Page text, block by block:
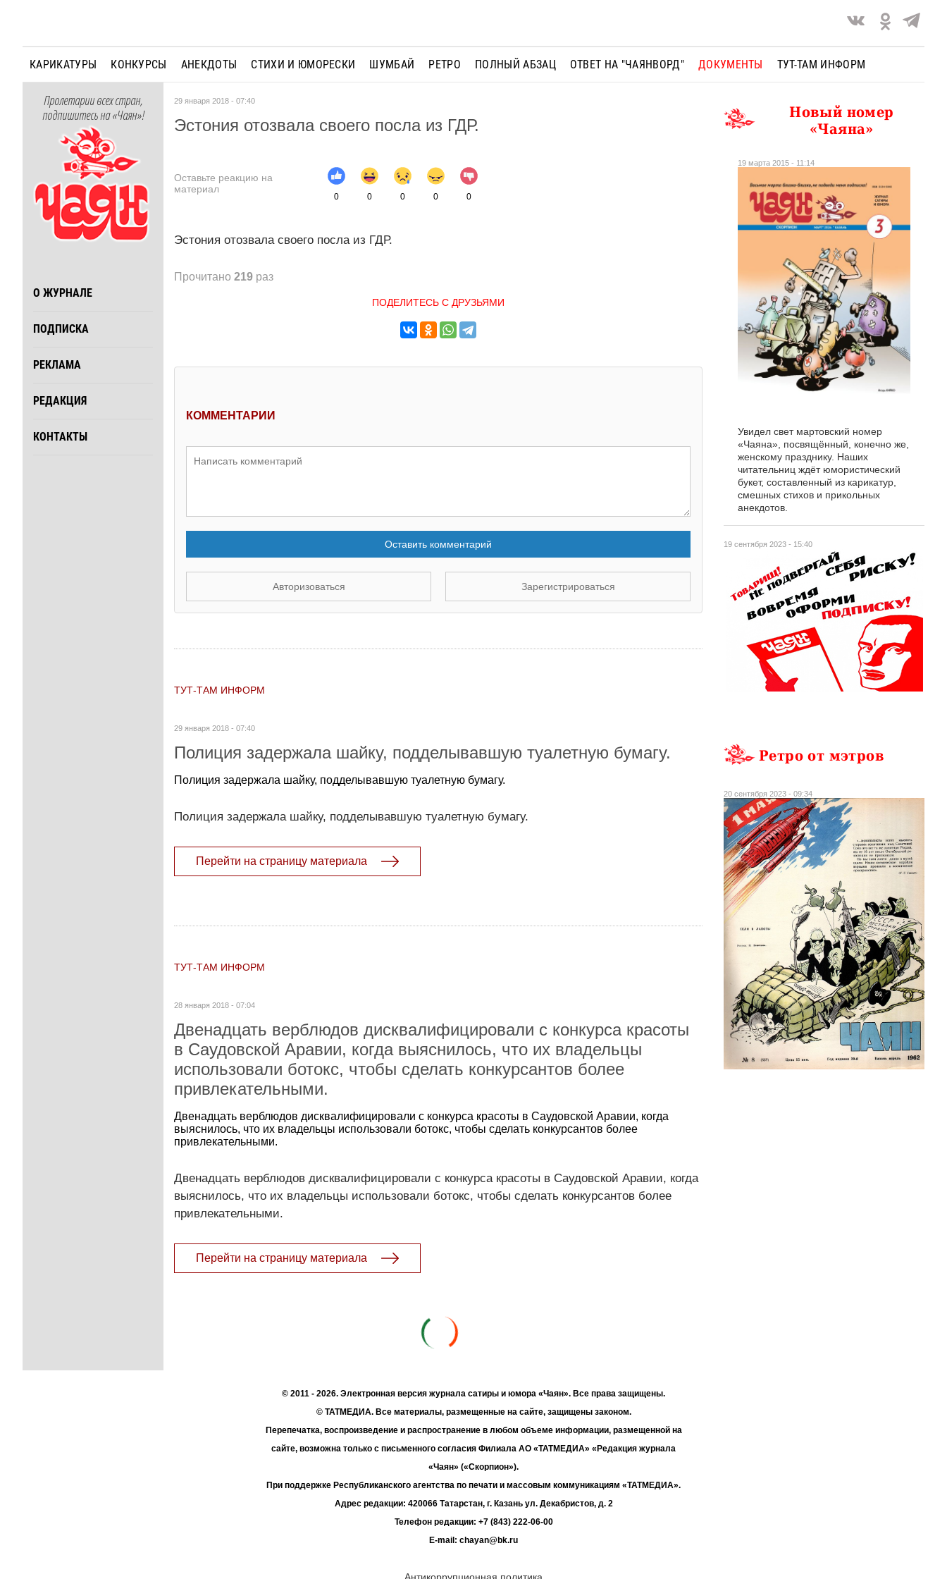
КАРИКАТУРЫ КОНКУРСЫ АНЕКДОТЫ СТИХИ И ЮМОРЕСКИ ШУМБАЙ РЕТРО ПОЛНЫЙ АБЗАЦ ОТВЕТ НА "ЧАЯНВОРД" ДОКУМЕНТЫ ТУТ-ТАМ ИНФОРМ
Пролетарии всех стран,
подпишитесь на «Чаян»!
О ЖУРНАЛЕ
ПОДПИСКА
РЕКЛАМА
РЕДАКЦИЯ
КОНТАКТЫ
29 января 2018 - 07:40
Эстония отозвала своего посла из ГДР.
Оставьте реакцию на
материал
0 0 0 0 0
Эстония отозвала своего посла из ГДР.
Прочитано 219 раз
ПОДЕЛИТЕСЬ С ДРУЗЬЯМИ
КОММЕНТАРИИ
Оставить комментарий
Авторизоваться Зарегистрироваться
ТУТ-ТАМ ИНФОРМ
29 января 2018 - 07:40
Полиция задержала шайку, подделывавшую туалетную бумагу.
Полиция задержала шайку, подделывавшую туалетную бумагу.
Полиция задержала шайку, подделывавшую туалетную бумагу.
Перейти на страницу материала
ТУТ-ТАМ ИНФОРМ
28 января 2018 - 07:04
Двенадцать верблюдов дисквалифицировали с конкурса красоты
в Саудовской Аравии, когда выяснилось, что их владельцы
использовали ботокс, чтобы сделать конкурсантов более
привлекательными.
Двенадцать верблюдов дисквалифицировали с конкурса красоты в Саудовской Аравии, когда
выяснилось, что их владельцы использовали ботокс, чтобы сделать конкурсантов более
привлекательными.
Двенадцать верблюдов дисквалифицировали с конкурса красоты в Саудовской Аравии, когда
выяснилось, что их владельцы использовали ботокс, чтобы сделать конкурсантов более
привлекательными.
Перейти на страницу материала
19 сентября 2023 - 15:40
Новый номер
«Чаяна»
19 марта 2015 - 11:14
Увидел свет мартовский номер
«Чаяна», посвящённый, конечно же,
женскому празднику. Наших
читательниц ждёт юмористический
букет, составленный из карикатур,
смешных стихов и прикольных
анекдотов.
Ретро от мэтров
20 сентября 2023 - 09:34
© 2011 - 2026. Электронная версия журнала сатиры и юмора «Чаян». Все права защищены.
© ТАТМЕДИА. Все материалы, размещенные на сайте, защищены законом.
Перепечатка, воспроизведение и распространение в любом объеме информации, размещенной на
сайте, возможна только с письменного согласия Филиала АО «ТАТМЕДИА» «Редакция журнала
«Чаян» («Скорпион»).
При поддержке Республиканского агентства по печати и массовым коммуникациям «ТАТМЕДИА».
Адрес редакции: 420066 Татарстан, г. Казань ул. Декабристов, д. 2
Телефон редакции: +7 (843) 222-06-00
E-mail: chayan@bk.ru
Антикоррупционная политика